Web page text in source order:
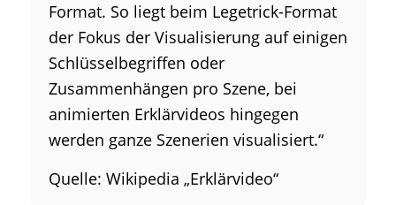
Format. So liegt beim Legetrick-Format
der Fokus der Visualisierung auf einigen
Schlüsselbegriffen oder
Zusammenhängen pro Szene, bei
animierten Erklärvideos hingegen
werden ganze Szenerien visualisiert.“
Quelle: Wikipedia „Erklärvideo“